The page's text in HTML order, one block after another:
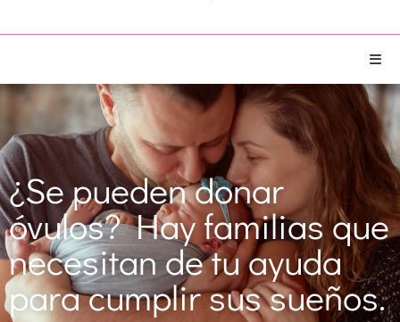
¿Se pueden donar
óvulos? Hay familias que
necesitan de tu ayuda
para cumplir sus sueños.